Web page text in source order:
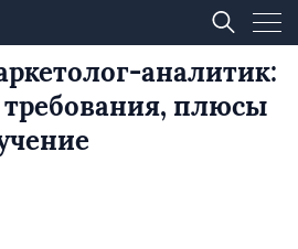
аналитик:
требования, плюсы